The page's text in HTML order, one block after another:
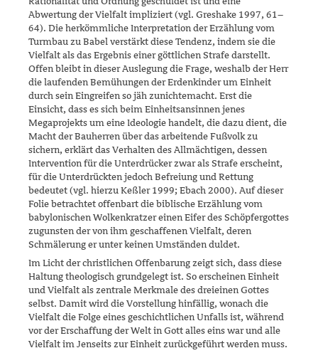
Abwertung der Vielfalt impliziert (vgl. Greshake 1997, 61–
64). Die herkömmliche Interpretation der Erzählung vom
Turmbau zu Babel verstärkt diese Tendenz, indem sie die
Vielfalt als das Ergebnis einer göttlichen Strafe darstellt.
Offen bleibt in dieser Auslegung die Frage, weshalb der Herr
die laufenden Bemühungen der Erdenkinder um Einheit
durch sein Eingreifen so jäh zunichtemacht. Erst die
Einsicht, dass es sich beim Einheitsansinnen jenes
Megaprojekts um eine Ideologie handelt, die dazu dient, die
Macht der Bauherren über das arbeitende Fußvolk zu
sichern, erklärt das Verhalten des Allmächtigen, dessen
Intervention für die Unterdrücker zwar als Strafe erscheint,
für die Unterdrückten jedoch Befreiung und Rettung
bedeutet (vgl. hierzu Keßler 1999; Ebach 2000). Auf dieser
Folie betrachtet offenbart die bib­li­sche Erzählung vom
babylonischen Wolkenkratzer einen Eifer des Schöpfergottes
zugunsten der von ihm geschaffenen Vielfalt, deren
Schmälerung er unter keinen Umständen duldet.
Im Licht der christlichen Offenbarung zeigt sich, dass diese
Haltung theo­logisch grundgelegt ist. So erscheinen Einheit
und Vielfalt als zen­trale Merkmale des dreieinen Gottes
selbst. Damit wird die Vorstellung hinfällig, wonach die
Viel­falt die Folge eines geschichtlichen Unfalls ist, während
vor der Erschaffung der Welt in Gott alles eins war und alle
Vielfalt im Jenseits zur Einheit zurückgeführt werden muss.